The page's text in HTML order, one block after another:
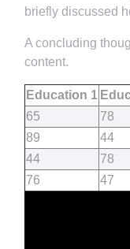
briefly discussed
A concluding
content.
Education 1
65
78
89
44
44
78
76
47